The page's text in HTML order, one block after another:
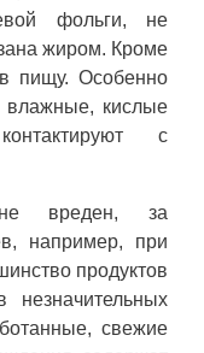
фольги, не
жиром. Кроме
пищу. Особенно
влажные, кислые
с
вреден, за
например, при
продуктов
свежие